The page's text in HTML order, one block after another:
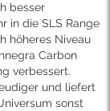
besser
in die SLS Range
höheres Niveau
Carbon
verbessert.
und liefert
sonst